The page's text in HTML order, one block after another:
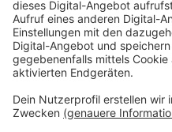
offenzuhalten. Die
Mithilfe bei der Suche,
Anzeige